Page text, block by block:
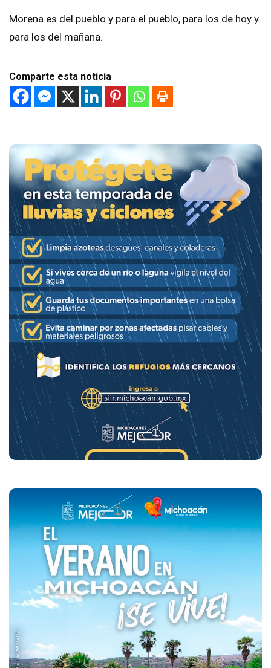
Morena es del pueblo y para el pueblo, para los de hoy y
para los del mañana.
Comparte esta noticia